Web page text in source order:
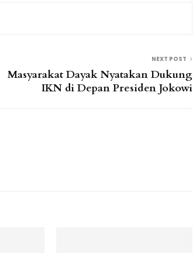
NEXT POST
Masyarakat Dayak Nyatakan Dukung
IKN di Depan Presiden Jokowi